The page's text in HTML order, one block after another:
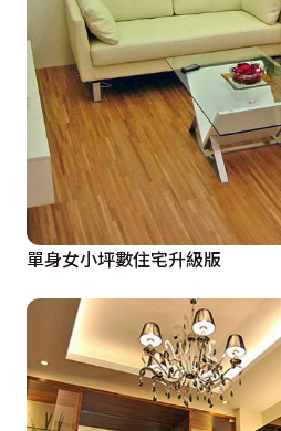
單身女小坪數住宅升級版